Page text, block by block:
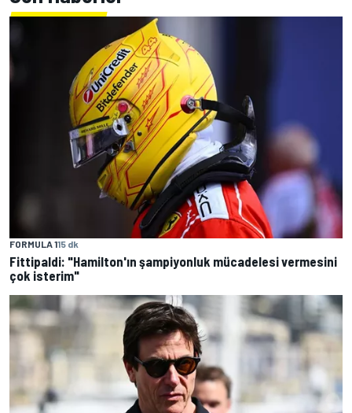
FORMULA 115 dk
Fittipaldi: "Hamilton'ın şampiyonluk mücadelesi vermesini
çok isterim"